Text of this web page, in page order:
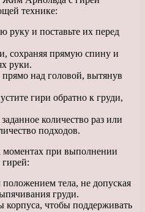
технике:
руку и поставьте их перед
сохраняя прямую спину и
руки.
над головой, вытянув
гири обратно к груди,
количество раз или
подходов.
при выполнении
тела, не допуская
груди.
чтобы поддерживать